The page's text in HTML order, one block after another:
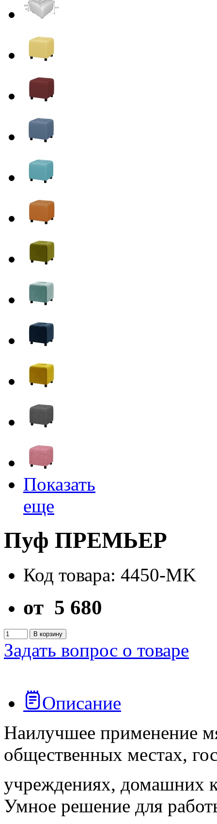
Показать
еще
Пуф ПРЕМЬЕР
Код товара: 4450-MK
от 5 680
В корзину
Задать вопрос о товаре
Описание
Наилучшее применение
общественных местах,
учреждениях, домашних
Умное решение для